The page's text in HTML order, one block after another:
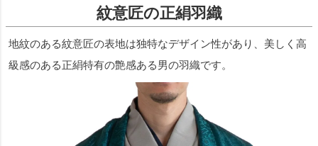
紋意匠の正絹羽織
地紋のある紋意匠の表地は独特なデザイン性があり、美しく高
級感のある正絹特有の艶感ある男の羽織です。